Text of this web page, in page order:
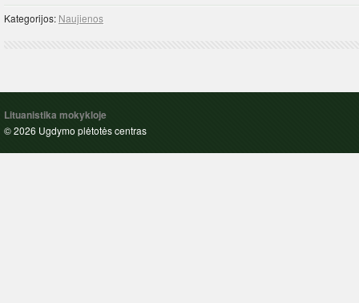
Kategorijos: Naujienos
Lituanistika mokykloje
© 2026 Ugdymo plėtotės centras